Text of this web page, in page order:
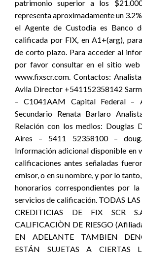
patrimonio superior a los
representa aproximadamente un
el Agente de Custodia es Banco
calificada por FIX, en A1+(arg),
de corto plazo. Para acceder al
por favor consultar en el sitio web
www.fixscr.com. Contactos:
Avila Director +541152358142
– C1041AAM Capital Federal –
Secundario Renata Barlaro
Relación con los medios: Douglas
Aires – 5411 52358100 –
Información adicional disponible en
calificaciones antes señaladas
emisor, o en su nombre, y por lo
honorarios correspondientes por
servicios de calificación. TODAS
CREDITICIAS DE FIX SCR
CALIFICACIÒN DE RIESGO
EN ADELANTE TAMBIEN
ESTÁN SUJETAS A CIERTAS